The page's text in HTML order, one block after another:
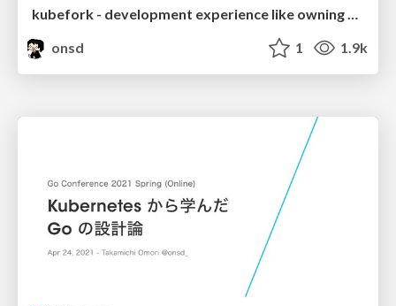
kubefork - development experience like owning your own cluster
onsd
1 1.9k